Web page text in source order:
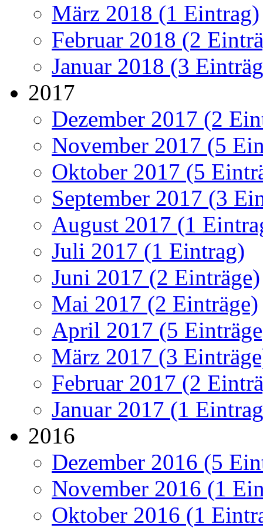
März 2018 (1 Eintrag)
Februar 2018 (2
Januar 2018 (3
2017
Dezember 2017 (2
November 2017 (5
Oktober 2017 (5
September 2017 (3
August 2017 (1
Juli 2017 (1 Eintrag)
Juni 2017 (2 Einträge)
Mai 2017 (2 Einträge)
April 2017 (5
März 2017 (3
Februar 2017 (2
Januar 2017 (1
2016
Dezember 2016 (5
November 2016 (1
Oktober 2016 (1